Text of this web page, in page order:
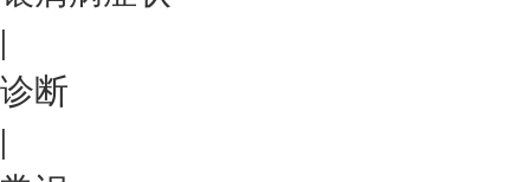
|
诊断
|